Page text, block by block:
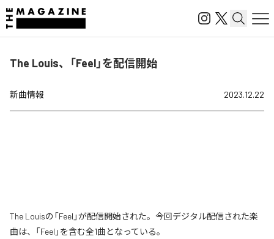
The Louis、「Feel」を配信開始
新曲情報 2023.12.22
The Louisの「Feel」が配信開始された。今回デジタル配信された楽
曲は、「Feel」を含む全1曲となっている。